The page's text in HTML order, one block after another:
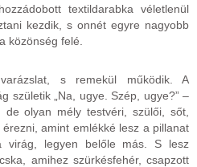
textildarabka véletlenül
kezdik, s onnét egyre nagyobb
közönség felé.
s remekül működik. A
születik „Na, ugye. Szép, ugye?” –
olyan mély testvéri, szülői, sőt,
amint emlékké lesz a pillanat
legyen belőle más. S lesz
amihez szürkésfehér, csapzott